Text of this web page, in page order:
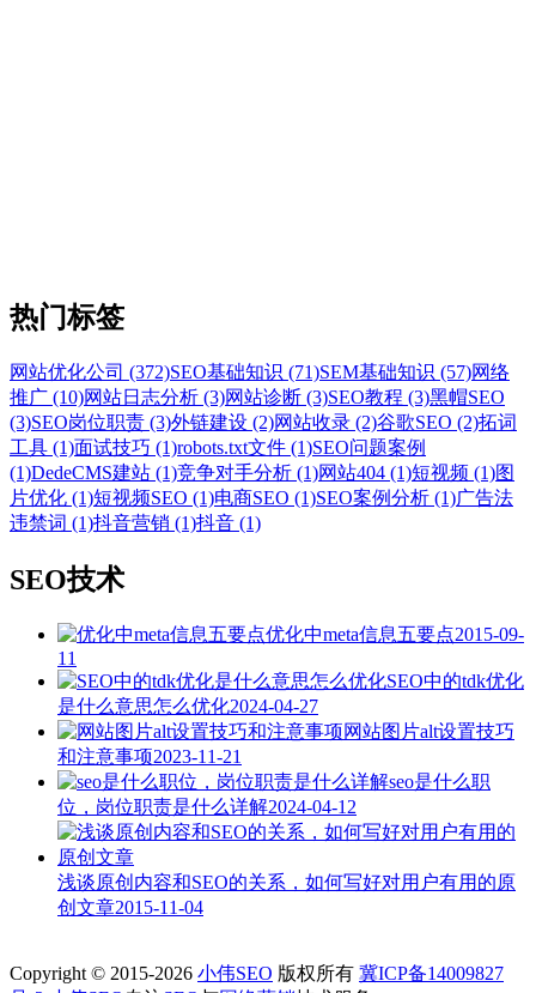
热门标签
网站优化公司 (372)SEO基础知识 (71)SEM基础知识 (57)网络
推广 (10)网站日志分析 (3)网站诊断 (3)SEO教程 (3)黑帽SEO
(3)SEO岗位职责 (3)外链建设 (2)网站收录 (2)谷歌SEO (2)拓词
工具 (1)面试技巧 (1)robots.txt文件 (1)SEO问题案例
(1)DedeCMS建站 (1)竞争对手分析 (1)网站404 (1)短视频 (1)图
片优化 (1)短视频SEO (1)电商SEO (1)SEO案例分析 (1)广告法
违禁词 (1)抖音营销 (1)抖音 (1)
SEO技术
优化中meta信息五要点2015-09-
11
SEO中的tdk优化
是什么意思怎么优化2024-04-27
网站图片alt设置技巧
和注意事项2023-11-21
seo是什么职
位，岗位职责是什么详解2024-04-12
浅谈原创内容和SEO的关系，如何写好对用户有用的原
创文章2015-11-04
Copyright © 2015-2026 小伟SEO 版权所有 冀ICP备14009827